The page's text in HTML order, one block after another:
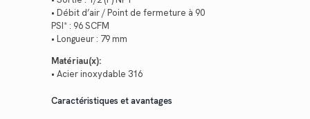
• Débit d’air / Point de fermeture à 90
PSI* : 96 SCFM
• Longueur : 79 mm
Matériau(x):
• Acier inoxydable 316
Caractéristiques et avantages